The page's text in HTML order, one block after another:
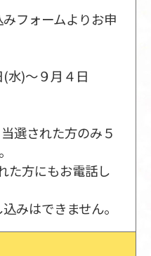
フォームよりお申
水)～９月４日
選された方のみ５
た方にもお電話し
みはできません。